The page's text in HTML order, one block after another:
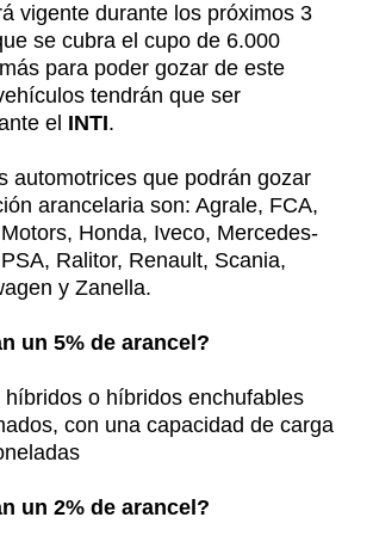
vigente durante los próximos 3
se cubra el cupo de 6.000
para poder gozar de este
tendrán que ser
el INTI.
automotrices que podrán gozar
arancelaria son: Agrale, FCA,
Honda, Iveco, Mercedes-
Ralitor, Renault, Scania,
y Zanella.
un 5% de arancel?
o híbridos enchufables
con una capacidad de carga
un 2% de arancel?